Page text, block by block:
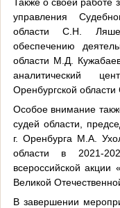
управления
области С.Н.
обеспечению
области М.Д.
аналитический
Оренбургской области
Особое внимание
судей области,
г. Оренбурга М.А.
области в 2021-
всероссийской
Великой
В завершении